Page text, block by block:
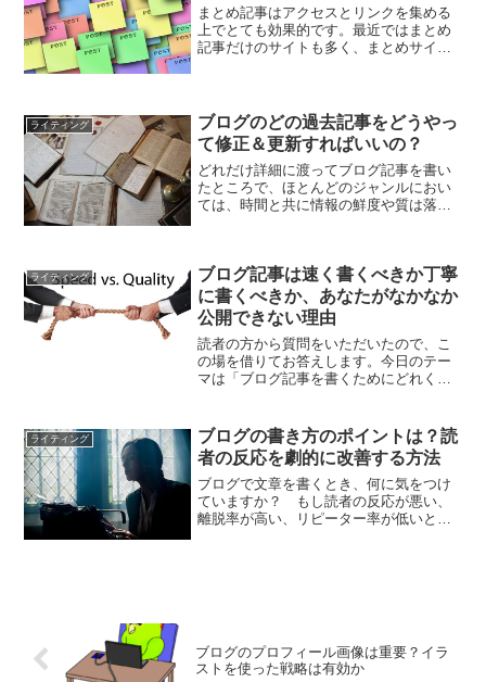
まとめ記事はアクセスとリンクを集める
上でとても効果的です。最近ではまとめ
記事だけのサイトも多く、まとめサイ
アクセスを集めやすいことは...
ライティング
ブログのどの過去記事をどうやっ
て修正＆更新すればいいの？
どれだけ詳細に渡ってブログ記事を書い
たところで、ほとんどのジャンルにおい
ては、時間と共に情報の鮮度や質は落ち
いいのか。またどうやって...
ライティング
ブログ記事は速く書くべきか丁寧
に書くべきか、あなたがなかなか
公開できない理由
読者の方から質問をいただいたので、こ
の場を借りてお答えします。今日のテー
マは「ブログ記事を書くためにどれくら
ことでしたらなんでもお答えします。
ライティング
ブログの書き方のポイントは？読
者の反応を劇的に改善する方法
ブログで文章を書くとき、何に気をつけ
ていますか？ もし読者の反応が悪い、
離脱率が高い、リピーター率が低いとい
ブログのプロフィール画像は重要？イラ
ストを使った戦略は有効か